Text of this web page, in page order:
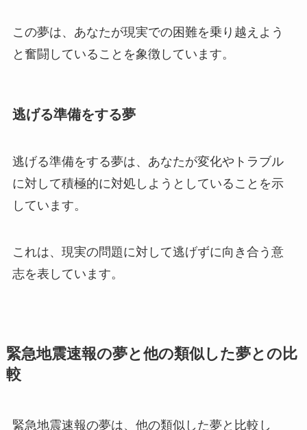
この夢は、あなたが現実での困難を乗り越えよう
と奮闘していることを象徴しています。
逃げる準備をする夢
逃げる準備をする夢は、あなたが変化やトラブル
に対して積極的に対処しようとしていることを示
しています。
これは、現実の問題に対して逃げずに向き合う意
志を表しています。
緊急地震速報の夢と他の類似した夢との比
較
緊急地震速報の夢は、他の類似した夢と比較し